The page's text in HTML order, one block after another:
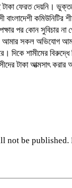
টাকা ফেরত দেয়নি।
কমিউনিটির
পর কোন সুবিচার না
আমার সকল অভিযোগ
দিকে শামীমের
টাকা আত্মসাৎ
not be published.